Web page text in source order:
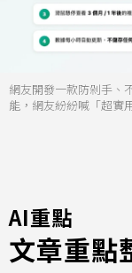
網友開發一款防剁手、
能，網友紛紛喊「超實
AI重點
文章重點